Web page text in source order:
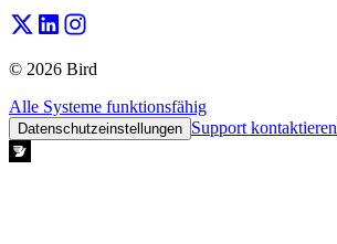
© 2026 Bird
Alle Systeme funktionsfähig
Datenschutzeinstellungen Support kontaktieren